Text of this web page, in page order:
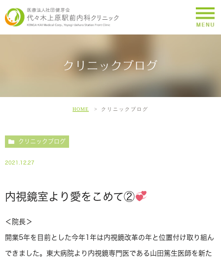
クリニックブログ
HOME クリニックブログ
クリニックブログ
2021.12.27
内視鏡室より愛をこめて②
＜院長＞
開業5年を目前とした今年1年は内視鏡改革の年と位置付け取り組ん
できました。東大病院より内視鏡専門医である山田篤生医師を新た